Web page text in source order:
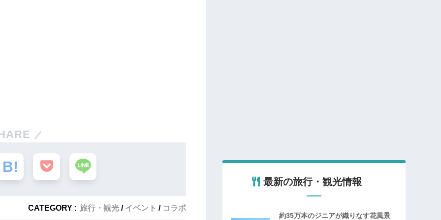
CATEGORY : 旅行・観光 イベント コラボ
最新の旅行・観光情報
約35万本のジニアが織りなす花風景